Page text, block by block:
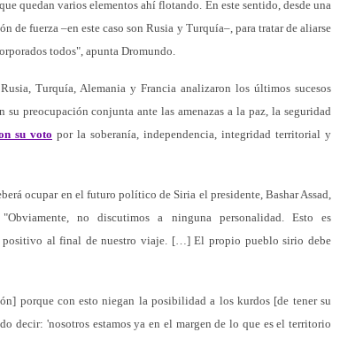
quedan varios elementos ahí flotando. En este sentido, desde una
de fuerza –en este caso son Rusia y Turquía–, para tratar de aliarse
todos", apunta Dromundo.
Turquía, Alemania y Francia analizaron los últimos sucesos
preocupación conjunta ante las amenazas a la paz, la seguridad
su voto por la soberanía, independencia, integridad territorial y
ocupar en el futuro político de Siria el presidente, Bashar Assad,
no discutimos a ninguna personalidad. Esto es
positivo al final de nuestro viaje. […] El propio pueblo sirio debe
porque con esto niegan la posibilidad a los kurdos [de tener su
decir: 'nosotros estamos ya en el margen de lo que es el territorio